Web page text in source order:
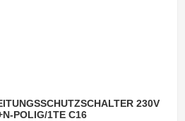
230V
POLIG/1TE C16